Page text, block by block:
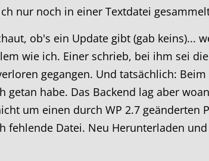
nur noch in einer Textdatei
ob's ein Update gibt (gab keins)...
wie ich. Einer schrieb, bei ihm sei
gegangen. Und tatsächlich:
habe. Das Backend lag aber
um einen durch WP 2.7 geänderten
Datei. Neu Herunterladen